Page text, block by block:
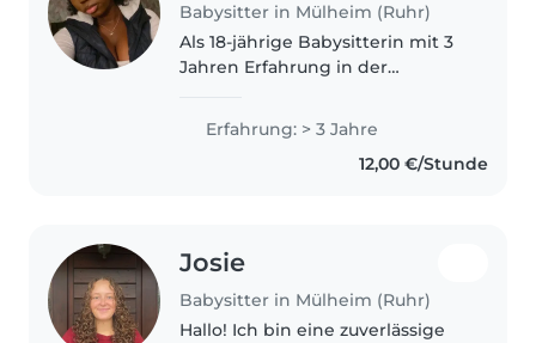
Babysitter in Mülheim (Ruhr)
Als 18-jährige Babysitterin mit 3
Jahren Erfahrung in der
Kindern im Vorschul- und
Grundschulalter sowie
Teenagern, biete ich Ihnen eine
Erfahrung: > 3 Jahre
12,00 €/Stunde
Josie
Babysitter in Mülheim (Ruhr)
Hallo! Ich bin eine zuverlässige